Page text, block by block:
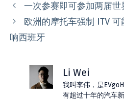
一次参赛即可参加两届世
欧洲的摩托车强制 ITV
响西班牙
Li Wei
我叫李伟，是
有超过十年的汽车